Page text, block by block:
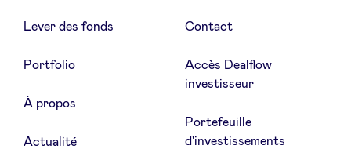
en
LinkedIn
Lever des fonds
Portfolio
À propos
Actualité
Contact
Accès Dealflow
investisseur
Portefeuille
d'investissements